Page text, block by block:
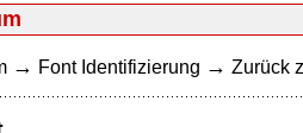
→ Font Identifizierung → Zurück